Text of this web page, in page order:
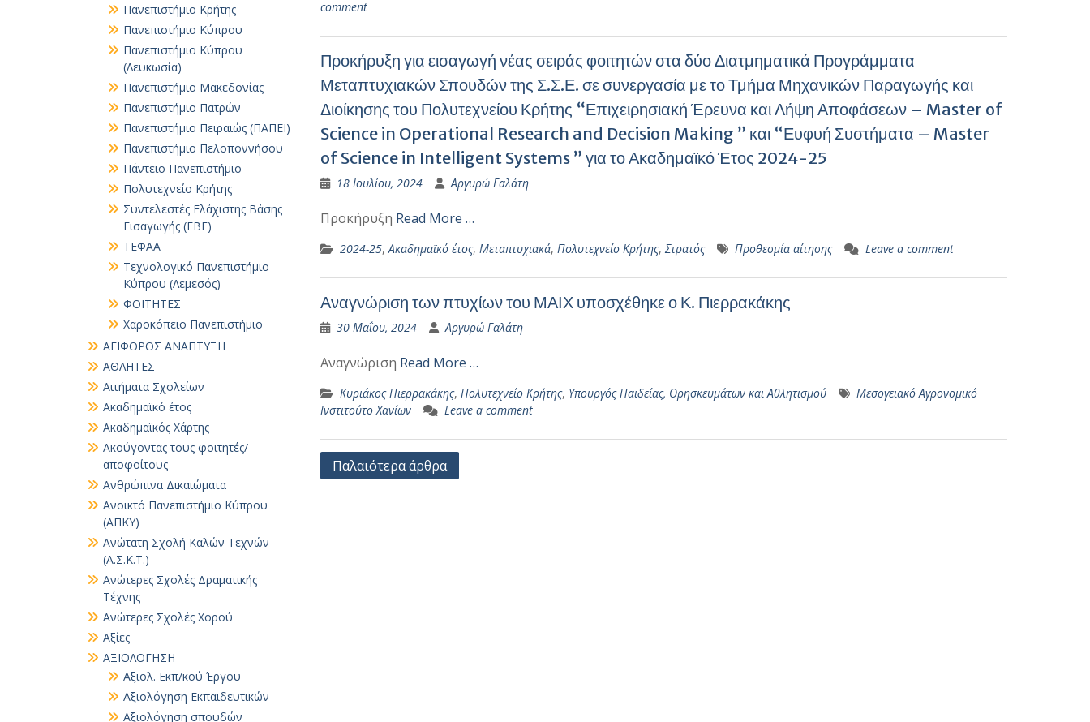
comment
Προκήρυξη για εισαγωγή νέας σειράς φοιτητών στα δύο Διατμηματικά Προγράμματα
Μεταπτυχιακών Σπουδών της Σ.Σ.Ε. σε συνεργασία με το Τμήμα Μηχανικών Παραγωγής και
Διοίκησης του Πολυτεχνείου Κρήτης “Επιχειρησιακή Έρευνα και Λήψη Αποφάσεων – Master of
Science in Operational Research and Decision Making ” και “Ευφυή Συστήματα – Master
of Science in Intelligent Systems ” για το Ακαδημαϊκό Έτος 2024-25
18 Ιουλίου, 2024 Αργυρώ Γαλάτη
Προκήρυξη Read More …
2024-25,Ακαδημαϊκό έτος, Μεταπτυχιακά, Πολυτεχνείο Κρήτης,Στρατός Προθεσμία αίτησης Leave a comment
Αναγνώριση των πτυχίων του ΜΑΙΧ υποσχέθηκε ο Κ. Πιερρακάκης
30 Μαΐου, 2024 Αργυρώ Γαλάτη
Αναγνώριση Read More …
Κυριάκος Πιερρακάκης, Πολυτεχνείο Κρήτης, Υπουργός Παιδείας, Θρησκευμάτων και Αθλητισμού
Μεσογειακό Αγρονομικό
Ινστιτούτο Χανίων
Leave a comment
Πλοήγηση
Παλαιότερα άρθρα
Πανεπιστήμιο Κρήτης
Πανεπιστήμιο Κύπρου
Πανεπιστήμιο Κύπρου
(Λευκωσία)
Πανεπιστήμιο Μακεδονίας
Πανεπιστήμιο Πατρών
Πανεπιστήμιο Πειραιώς (ΠΑΠΕΙ)
Πανεπιστήμιο Πελοποννήσου
Πάντειο Πανεπιστήμιο
Πολυτεχνείο Κρήτης
Συντελεστές Ελάχιστης Βάσης
Εισαγωγής (ΕΒΕ)
ΤΕΦΑΑ
Τεχνολογικό Πανεπιστήμιο
Κύπρου (Λεμεσός)
ΦΟΙΤΗΤΕΣ
Χαροκόπειο Πανεπιστήμιο
ΑΕΙΦΟΡΟΣ ΑΝΑΠΤΥΞΗ
ΑΘΛΗΤΕΣ
Αιτήματα Σχολείων
Ακαδημαϊκό έτος
Ακαδημαϊκός Χάρτης
Ακούγοντας τους φοιτητές/
αποφοίτους
Ανθρώπινα Δικαιώματα
Ανοικτό Πανεπιστήμιο Κύπρου
(ΑΠΚΥ)
Ανώτατη Σχολή Καλών Τεχνών
(Α.Σ.Κ.Τ.)
Ανώτερες Σχολές Δραματικής
Τέχνης
Ανώτερες Σχολές Χορού
Αξίες
ΑΞΙΟΛΟΓΗΣΗ
Αξιολ. Εκπ/κού Έργου
Αξιολόγηση Εκπαιδευτικών
Αξιολόγηση σπουδών